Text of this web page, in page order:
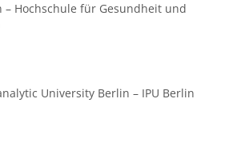
– Hochschule für Gesundheit und
University Berlin – IPU Berlin